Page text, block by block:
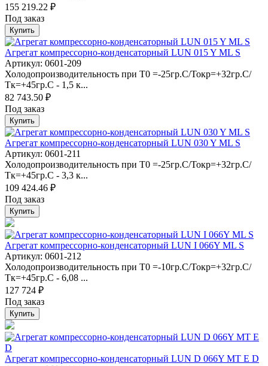
155 219.22 ₽
Под заказ
Купить
Агрегат компрессорно-конденсаторный LUN 015 Y ML S
Артикул: 0601-209
Холодопроизводительность при Т0 =-25гр.С/Токр=+32гр.С/
Тк=+45гр.С - 1,5 к...
82 743.50 ₽
Под заказ
Купить
Агрегат компрессорно-конденсаторный LUN 030 Y ML S
Артикул: 0601-211
Холодопроизводительность при Т0 =-25гр.С/Токр=+32гр.С/
Тк=+45гр.С - 3,3 к...
109 424.46 ₽
Под заказ
Купить
Агрегат компрессорно-конденсаторный LUN I 066Y ML S
Артикул: 0601-212
Холодопроизводительность при Т0 =-10гр.С/Токр=+32гр.С/
Тк=+45гр.С - 6,08 ...
127 724 ₽
Под заказ
Купить
Агрегат компрессорно-конденсаторный LUN D 066Y MT E D